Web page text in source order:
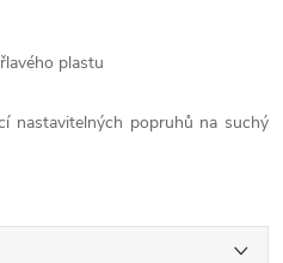
plastu
nastavitelných popruhů na suchý